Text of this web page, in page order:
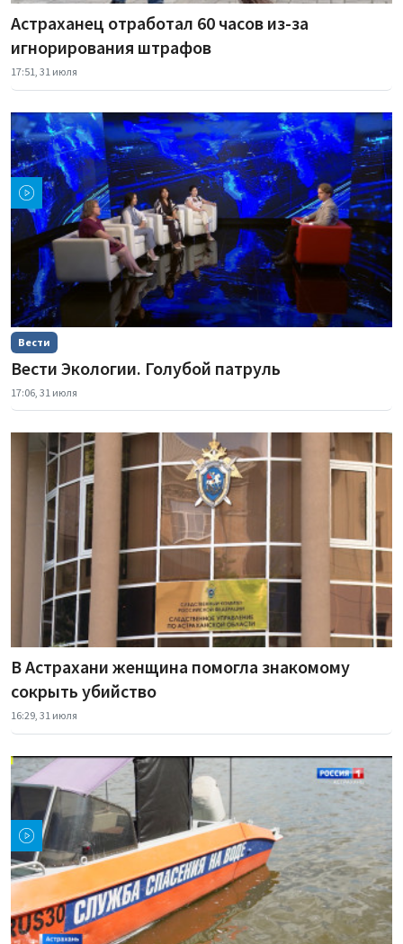
Астраханец отработал 60 часов из-за
игнорирования штрафов
17:51, 31 июля
Вести
Вести Экологии. Голубой патруль
17:06, 31 июля
В Астрахани женщина помогла знакомому
сокрыть убийство
16:29, 31 июля